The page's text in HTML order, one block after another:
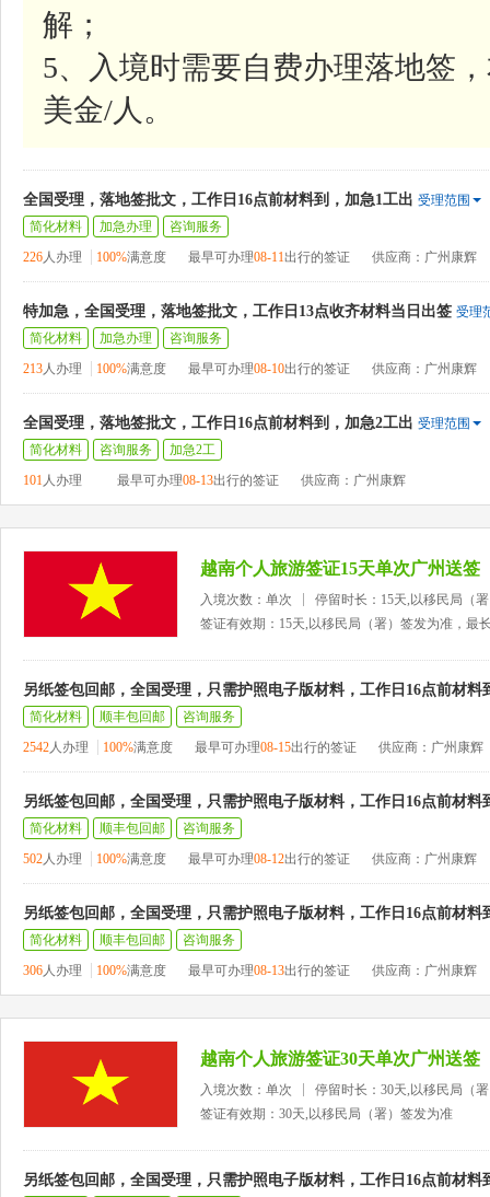
解；
5、入境时需要自费办理落地签
美金/人。
全国受理，落地签批文，工作日16点前材料到，加急1工出 受理范围
简化材料
加急办理
咨询服务
226人办理 100%满意度 最早可办理08-11出行的签证 供应商：广州康辉
特加急，全国受理，落地签批文，工作日13点收齐材料当日出签 受理
简化材料
加急办理
咨询服务
213人办理 100%满意度 最早可办理08-10出行的签证 供应商：广州康辉
全国受理，落地签批文，工作日16点前材料到，加急2工出 受理范围
简化材料
咨询服务
加急2工
101人办理 最早可办理08-13出行的签证 供应商：广州康辉
越南个人旅游签证15天单次广州送签
入境次数：单次
停留时长：15天,以移民局（
签证有效期：15天,以移民局（署）签发为准，最
另纸签包回邮，全国受理，只需护照电子版材料，工作日16点前材料
简化材料 顺丰包回邮
咨询服务
2542人办理 100%满意度 最早可办理08-15出行的签证 供应商：广州康辉
另纸签包回邮，全国受理，只需护照电子版材料，工作日16点前材料
简化材料 顺丰包回邮
咨询服务
502人办理 100%满意度 最早可办理08-12出行的签证 供应商：广州康辉
另纸签包回邮，全国受理，只需护照电子版材料，工作日16点前材料
简化材料 顺丰包回邮
咨询服务
306人办理 100%满意度 最早可办理08-13出行的签证 供应商：广州康辉
越南个人旅游签证30天单次广州送签
入境次数：单次
停留时长：30天,以移民局（
签证有效期：30天,以移民局（署）签发为准
另纸签包回邮，全国受理，只需护照电子版材料，工作日16点前材料